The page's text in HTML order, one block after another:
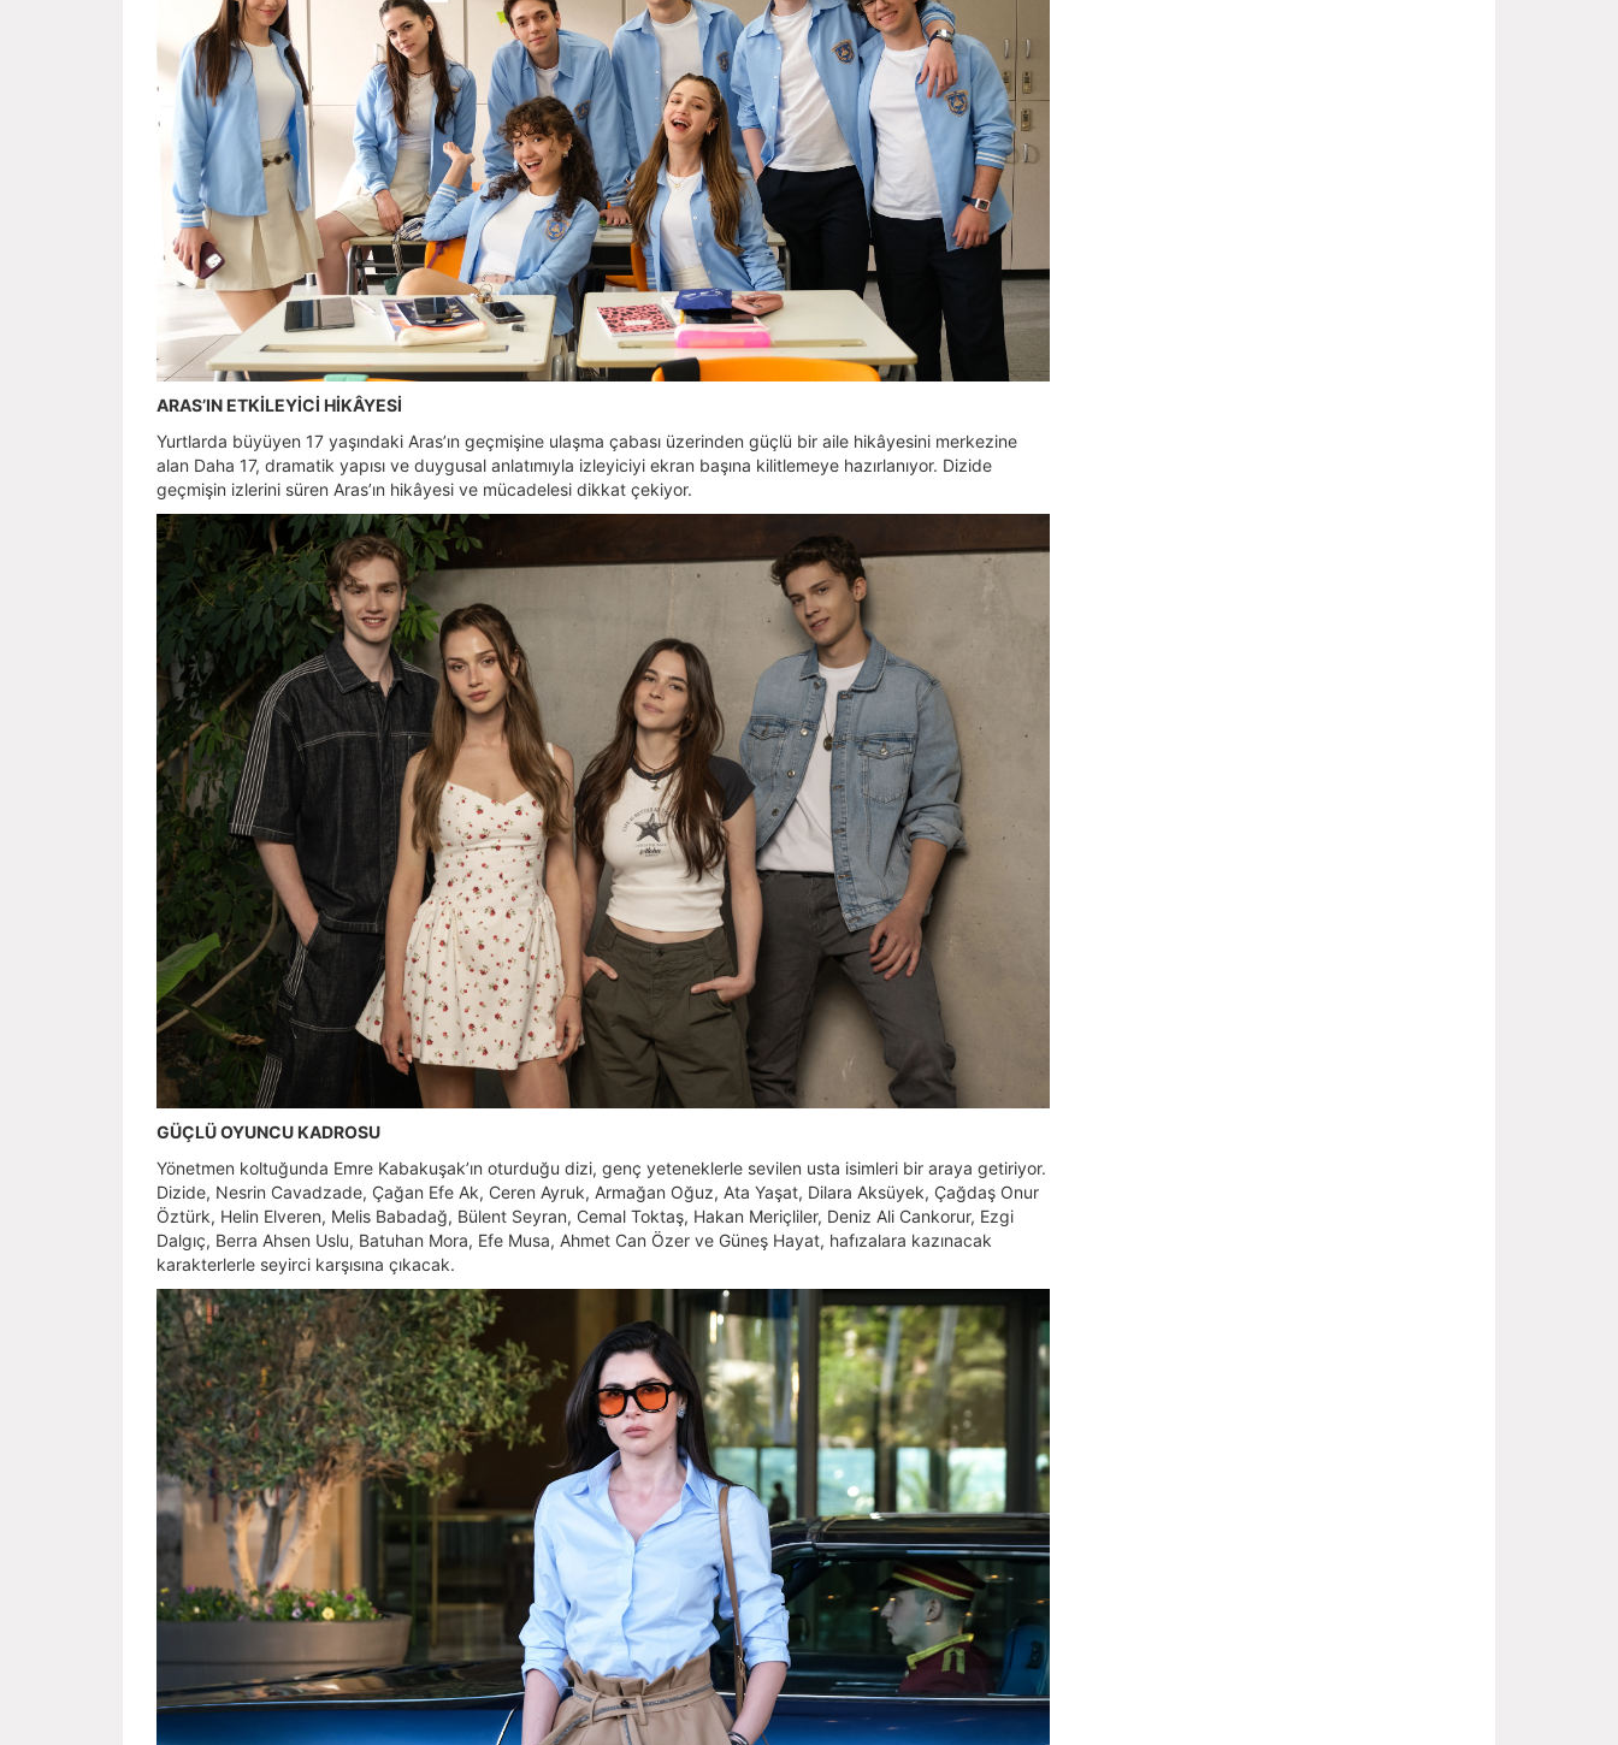
ARAS’IN ETKİLEYİCİ HİKÂYESİ
Yurtlarda büyüyen 17 yaşındaki Aras’ın geçmişine ulaşma çabası üzerinden güçlü bir aile hikâyesini merkezine
alan Daha 17, dramatik yapısı ve duygusal anlatımıyla izleyiciyi ekran başına kilitlemeye hazırlanıyor. Dizide
geçmişin izlerini süren Aras’ın hikâyesi ve mücadelesi dikkat çekiyor.
GÜÇLÜ OYUNCU KADROSU
Yönetmen koltuğunda Emre Kabakuşak’ın oturduğu dizi, genç yeteneklerle sevilen usta isimleri bir araya getiriyor.
Dizide, Nesrin Cavadzade, Çağan Efe Ak, Ceren Ayruk, Armağan Oğuz, Ata Yaşat, Dilara Aksüyek, Çağdaş Onur
Öztürk, Helin Elveren, Melis Babadağ, Bülent Seyran, Cemal Toktaş, Hakan Meriçliler, Deniz Ali Cankorur, Ezgi
Dalgıç, Berra Ahsen Uslu, Batuhan Mora, Efe Musa, Ahmet Can Özer ve Güneş Hayat, hafızalara kazınacak
karakterlerle seyirci karşısına çıkacak.